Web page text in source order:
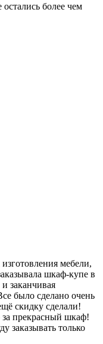
более чем
мебели,
шкаф-купе в
заканчивая
было сделано очень
скидку сделали!
за прекрасный шкаф!
заказывать только